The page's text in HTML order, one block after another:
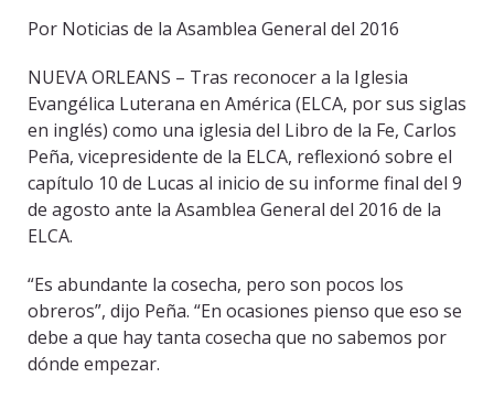
Por Noticias de la Asamblea General del 2016
NUEVA ORLEANS – Tras reconocer a la Iglesia
Evangélica Luterana en América (ELCA, por sus siglas
en inglés) como una iglesia del Libro de la Fe, Carlos
Peña, vicepresidente de la ELCA, reflexionó sobre el
capítulo 10 de Lucas al inicio de su informe final del 9
de agosto ante la Asamblea General del 2016 de la
ELCA.
“Es abundante la cosecha, pero son pocos los
obreros”, dijo Peña. “En ocasiones pienso que eso se
debe a que hay tanta cosecha que no sabemos por
dónde empezar.